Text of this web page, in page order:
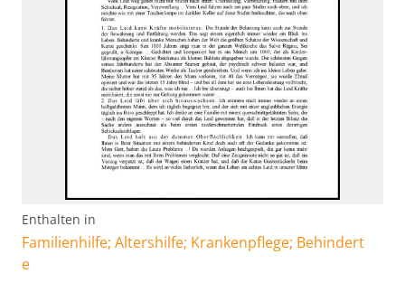
Enthalten in
Familienhilfe; Altershilfe; Krankenpflege; Behindert
e